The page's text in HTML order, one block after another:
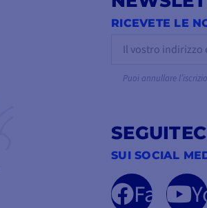
RICEVETE LE
Puoi annullare
SUI SOCIAL